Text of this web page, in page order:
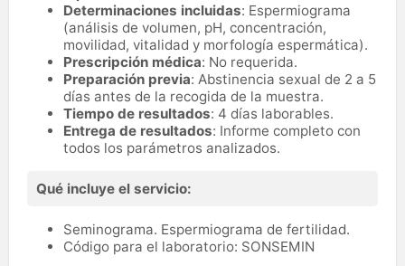
Determinaciones incluidas: Espermiograma
(análisis de volumen, pH, concentración,
movilidad, vitalidad y morfología espermática).
Prescripción médica: No requerida.
Preparación previa: Abstinencia sexual de 2 a 5
días antes de la recogida de la muestra.
Tiempo de resultados: 4 días laborables.
Entrega de resultados: Informe completo con
todos los parámetros analizados.
Qué incluye el servicio:
Seminograma. Espermiograma de fertilidad.
Código para el laboratorio: SONSEMIN